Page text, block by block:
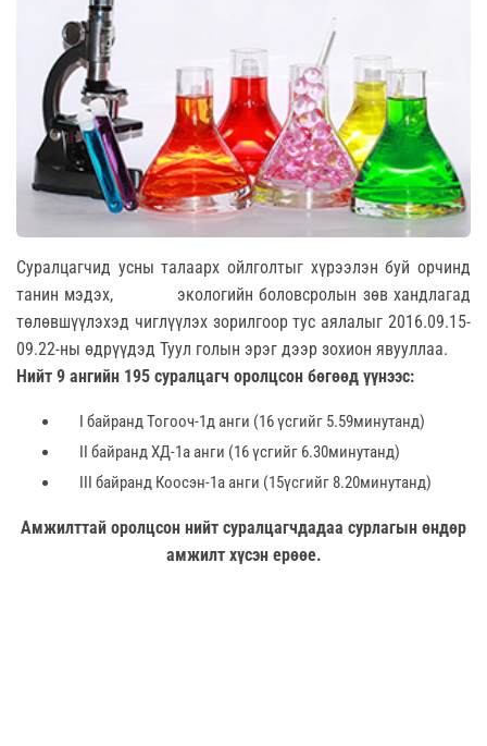
Суралцагчид усны талаарх ойлголтыг хүрээлэн буй орчинд
танин мэдэх, экологийн боловсролын зөв хандлагад
төлөвшүүлэхэд чиглүүлэх зорилгоор тус аялалыг 2016.09.15-
09.22-ны өдрүүдэд Туул голын эрэг дээр зохион явууллаа.
Нийт 9 ангийн 195 суралцагч оролцсон бөгөөд үүнээс:
I байранд Тогооч-1д анги (16 үсгийг 5.59минутанд)
II байранд ХД-1а анги (16 үсгийг 6.30минутанд)
III байранд Коосэн-1а анги (15үсгийг 8.20минутанд)
Амжилттай оролцсон нийт суралцагчдадаа сурлагын өндөр
амжилт хүсэн ерөөе.